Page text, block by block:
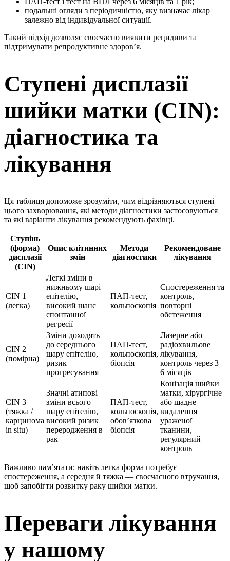
подальші огляди з періодичністю, яку визначає лікар
залежно від індивідуальної ситуації.
Такий підхід дозволяє своєчасно виявити рецидиви та
підтримувати репродуктивне здоров’я.
Ступені дисплазії
шийки матки (CIN):
діагностика та
лікування
Ця таблиця допоможе зрозуміти, чим відрізняються ступені
цього захворювання, які методи діагностики застосовуються
та які варіанти лікування рекомендують фахівці.
Ступінь
(форма)
дисплазії
(CIN)
Опис клітинних
змін
Методи
діагностики
Рекомендоване
лікування
CIN 1
(легка)
Легкі зміни в
нижньому шарі
епітелію,
високий шанс
спонтанної
регресії
ПАП-тест,
кольпоскопія
Спостереження та
контроль,
повторні
обстеження
CIN 2
(помірна)
Зміни доходять
до середнього
шару епітелію,
ризик
прогресування
ПАП-тест,
кольпоскопія,
біопсія
Лазерне або
радіохвильове
лікування,
контроль через 3–
6 місяців
CIN 3
(тяжка /
карцинома
in situ)
Значні атипові
зміни всього
шару епітелію,
високий ризик
переродження в
рак
ПАП-тест,
кольпоскопія,
обов’язкова
біопсія
Конізація шийки
матки, хірургічне
або щадне
видалення
ураженої
тканини,
регулярний
контроль
Важливо пам’ятати: навіть легка форма потребує
спостереження, а середня й тяжка — своєчасного втручання,
щоб запобігти розвитку раку шийки матки.
Переваги лікування
у нашому